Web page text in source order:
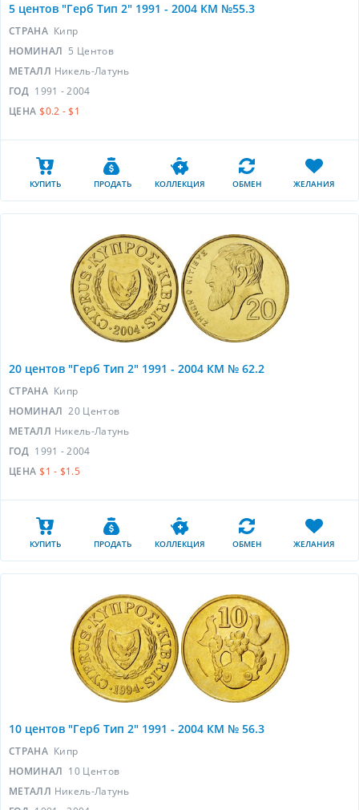
5 центов "Герб Тип 2" 1991 - 2004 КМ №55.3
СТРАНА Кипр
НОМИНАЛ 5 Центов
МЕТАЛЛ Никель-Латунь
ГОД 1991 - 2004
ЦЕНА $0.2 - $1
КУПИТЬ ПРОДАТЬ КОЛЛЕКЦИЯ ОБМЕН ЖЕЛАНИЯ
20 центов "Герб Тип 2" 1991 - 2004 КМ № 62.2
СТРАНА Кипр
НОМИНАЛ 20 Центов
МЕТАЛЛ Никель-Латунь
ГОД 1991 - 2004
ЦЕНА $1 - $1.5
КУПИТЬ ПРОДАТЬ КОЛЛЕКЦИЯ ОБМЕН ЖЕЛАНИЯ
10 центов "Герб Тип 2" 1991 - 2004 КМ № 56.3
СТРАНА Кипр
НОМИНАЛ 10 Центов
МЕТАЛЛ Никель-Латунь